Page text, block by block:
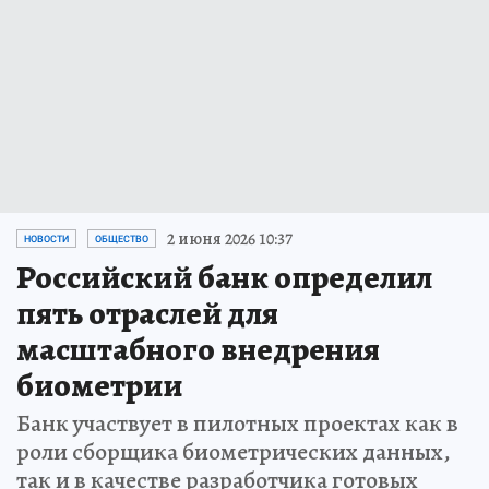
НОВОСТИ ОБЩЕСТВО 2 июня 2026 10:37
Российский банк определил
пять отраслей для
масштабного внедрения
биометрии
Банк участвует в пилотных проектах как в
роли сборщика биометрических данных,
так и в качестве разработчика готовых